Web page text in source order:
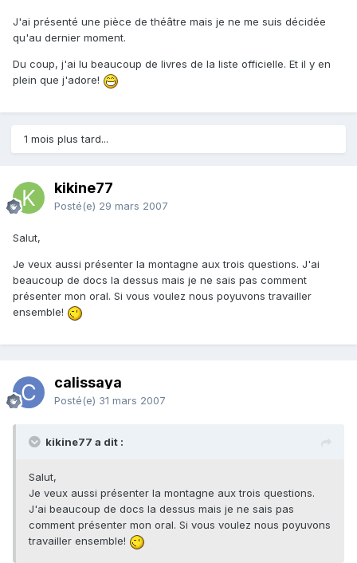
J'ai présenté une pièce de théâtre mais je ne me suis décidée
qu'au dernier moment.
Du coup, j'ai lu beaucoup de livres de la liste officielle. Et il y en
plein que j'adore!
1 mois plus tard...
kikine77
Posté(e) 29 mars 2007
Salut,
Je veux aussi présenter la montagne aux trois questions. J'ai
beaucoup de docs la dessus mais je ne sais pas comment
présenter mon oral. Si vous voulez nous poyuvons travailler
ensemble!
calissaya
Posté(e) 31 mars 2007
kikine77 a dit :
Salut,
Je veux aussi présenter la montagne aux trois questions.
J'ai beaucoup de docs la dessus mais je ne sais pas
comment présenter mon oral. Si vous voulez nous poyuvons
travailler ensemble!